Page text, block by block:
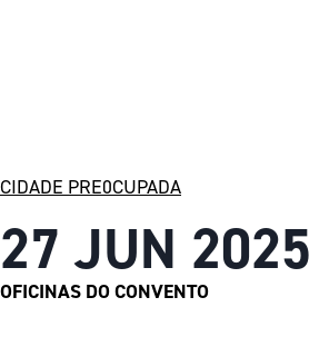
CIDADE PRE0CUPADA
27 JUN 2025
OFICINAS DO CONVENTO